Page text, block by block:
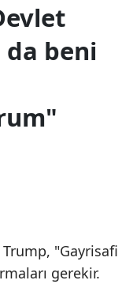
da beni
"Gayrisafi
gerekir.